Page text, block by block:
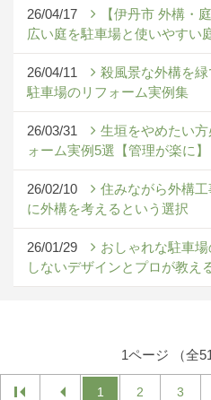
26/04/17
【伊丹市 外構・
広い庭を駐車場と使いやすい
26/04/11
殺風景な外構を緑
駐車場のリフォーム実例集
26/03/31
生垣をやめたい
ォーム実例5選【管理が楽に】
26/02/10
住みながら外構
に外構を考えるという選択
26/01/29
おしゃれな駐車
しないデザインとプロが教え
1ページ （全
1 2 3